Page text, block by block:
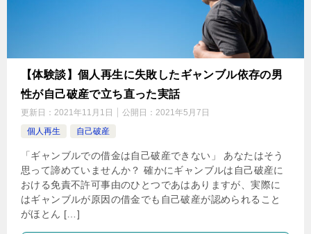
【体験談】個人再生に失敗したギャンブル依存の男
性が自己破産で立ち直った実話
更新日： 2021年11月1日 公開日： 2021年5月7日
個人再生
自己破産
「ギャンブルでの借金は自己破産できない」 あなたはそう
思って諦めていませんか？ 確かにギャンブルは自己破産に
おける免責不許可事由のひとつであはありますが、実際に
はギャンブルが原因の借金でも自己破産が認められること
がほとん […]